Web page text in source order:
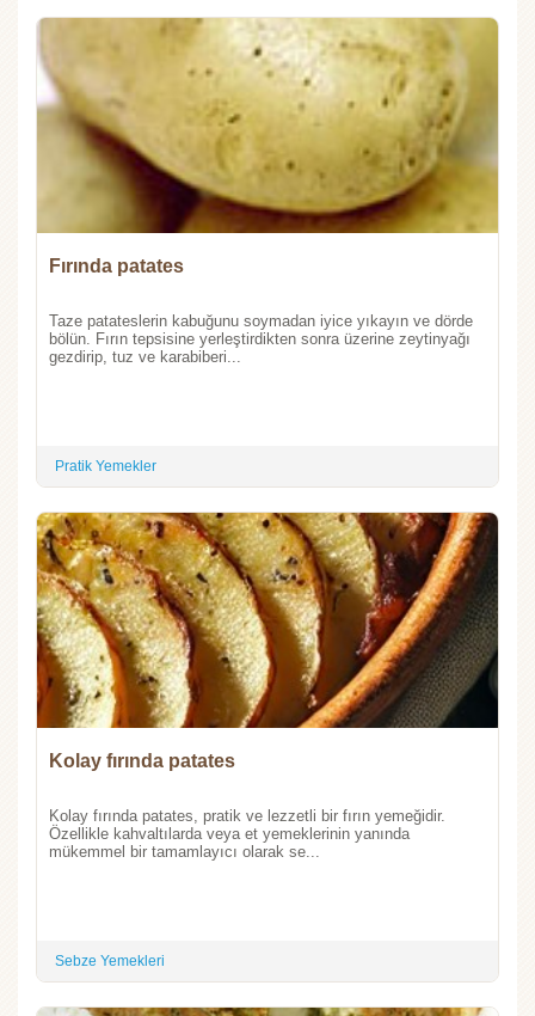
Fırında patates
Taze patateslerin kabuğunu soymadan iyice yıkayın ve dörde
bölün. Fırın tepsisine yerleştirdikten sonra üzerine zeytinyağı
gezdirip, tuz ve karabiberi...
Pratik Yemekler
Kolay fırında patates
Kolay fırında patates, pratik ve lezzetli bir fırın yemeğidir.
Özellikle kahvaltılarda veya et yemeklerinin yanında
mükemmel bir tamamlayıcı olarak se...
Sebze Yemekleri